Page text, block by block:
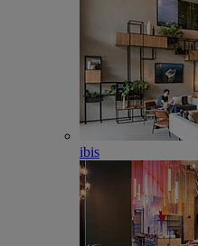
ibis